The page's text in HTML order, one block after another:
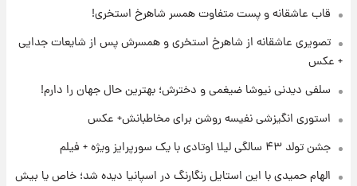
تصاویر عمامه بستن به شیوه خاتمی/ویدیو
قاب عاشقانه و پست متفاوت همسر شاهرخ استخری!
تصویری عاشقانه از شاهرخ استخری و همسرش پس از شایعات جدایی
+ عکس
سلفی دیدنی نیوشا ضیغمی و دخترش؛ بهترین حال جهان را دارم!
استوری انگیزشی نفیسه روشن برای مخاطبانش+ عکس
جشن تولد ۴۳ سالگی لیلا اوتادی با یک سورپرایز ویژه + فیلم
الهام حمیدی با این استایل رنگارنگ در اسپانیا دیده شد؛ خاص یا بیش